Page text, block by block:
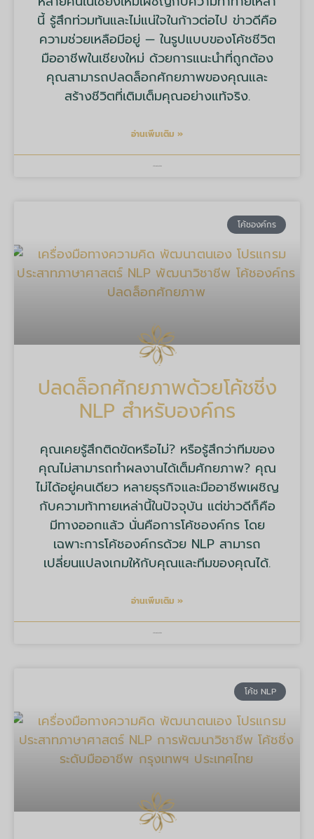
นี้ รู้สึกท่วมท้นและไม่แน่ใจในก้าวต่อไป ข่าวดีคือ
ความช่วยเหลือมีอยู่ — ในรูปแบบของโค้ชชีวิต
มืออาชีพในเชียงใหม่ ด้วยการแนะนำที่ถูกต้อง
คุณสามารถปลดล็อกศักยภาพของคุณและ
สร้างชีวิตที่เติมเต็มคุณอย่างแท้จริง.
อ่านเพิ่มเติม »
โค้ชองค์กร
ปลดล็อกศักยภาพด้วยโค้ชชิ่ง
NLP สำหรับองค์กร
คุณเคยรู้สึกติดขัดหรือไม่? หรือรู้สึกว่าทีมของ
คุณไม่สามารถทำผลงานได้เต็มศักยภาพ? คุณ
ไม่ได้อยู่คนเดียว หลายธุรกิจและมืออาชีพเผชิญ
กับความท้าทายเหล่านี้ในปัจจุบัน แต่ข่าวดีก็คือ
มีทางออกแล้ว นั่นคือการโค้ชองค์กร โดย
เฉพาะการโค้ชองค์กรด้วย NLP สามารถ
เปลี่ยนแปลงเกมให้กับคุณและทีมของคุณได้.
อ่านเพิ่มเติม »
โค้ช NLP